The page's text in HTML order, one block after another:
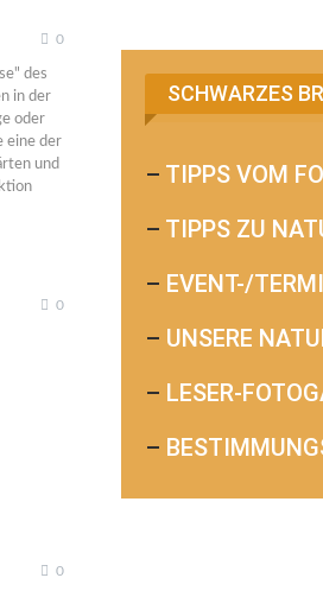
0
des
in der
oder
eine der
und
0
0
SCHWARZES
– TIPPS VOM
– TIPPS ZU
– EVENT-/
– UNSERE
– LESER-
–